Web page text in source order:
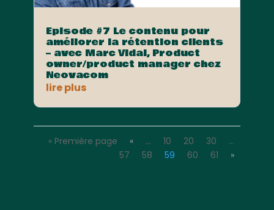
Episode #7 Le contenu pour
améliorer la rétention clients
– avec Marc Vidal, Product
owner/product manager chez
Neovacom
lire plus
« Première page « … 10 20 30
…
57
58 59 60 61 »